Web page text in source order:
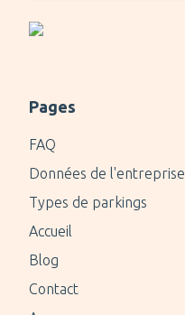
Pages
FAQ
Données de l'entreprise
Types de parkings
Accueil
Blog
Contact